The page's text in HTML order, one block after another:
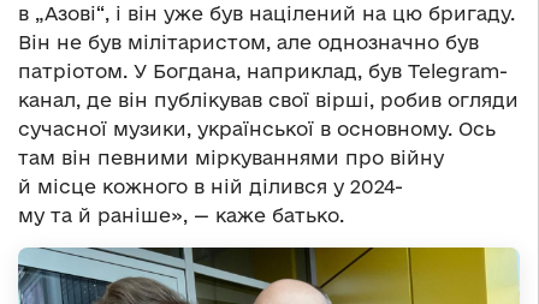
в „Азові“, і він уже був націлений на цю бригаду.
Він не був мілітаристом, але однозначно був
патріотом. У Богдана, наприклад, був Telegram-
канал, де він публікував свої вірші, робив огляди
сучасної музики, української в основному. Ось
там він певними міркуваннями про війну
й місце кожного в ній ділився у 2024-
му та й раніше», — каже батько.